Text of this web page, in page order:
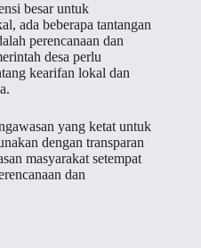
besar untuk
ada beberapa tantangan
perencanaan dan
desa perlu
kearifan lokal dan
yang ketat untuk
dengan transparan
masyarakat setempat
dan